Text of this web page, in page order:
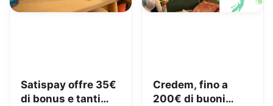
Satispay offre 35€
di bonus e tanti
Credem, fino a
200€ di buoni